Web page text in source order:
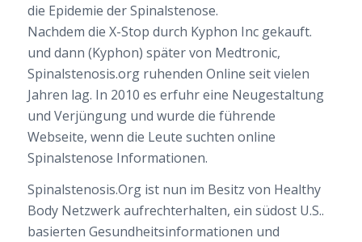
die Epidemie der Spinalstenose.
Nachdem die X-Stop durch Kyphon Inc gekauft.
und dann (Kyphon) später von Medtronic,
Spinalstenosis.org ruhenden Online seit vielen
Jahren lag. In 2010 es erfuhr eine Neugestaltung
und Verjüngung und wurde die führende
Webseite, wenn die Leute suchten online
Spinalstenose Informationen.
Spinalstenosis.Org ist nun im Besitz von Healthy
Body Netzwerk aufrechterhalten, ein südost U.S..
basierten Gesundheitsinformationen und